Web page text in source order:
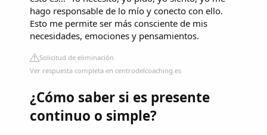
hago responsable de lo mío y conecto con ello.
Esto me permite ser más consciente de mis
necesidades, emociones y pensamientos.
Solicitud de eliminación
Ver respuesta completa en centrodelcoaching.es
¿Cómo saber si es presente
continuo o simple?